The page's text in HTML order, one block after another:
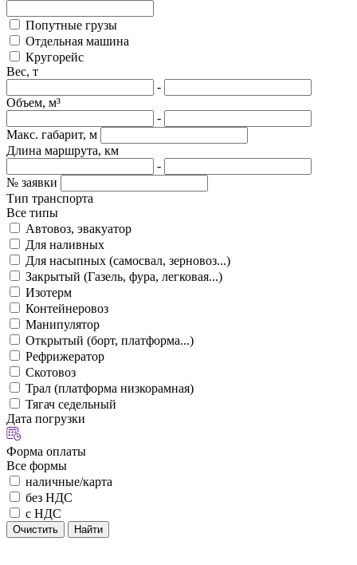
Попутные грузы
Отдельная машина
Кругорейс
Вес, т
-
Объем, м³
-
Макс. габарит, м
Длина маршрута, км
-
№ заявки
Тип транспорта
Все типы
Автовоз, эвакуатор
Для наливных
Для насыпных (самосвал, зерновоз...)
Закрытый (Газель, фура, легковая...)
Изотерм
Контейнеровоз
Манипулятор
Открытый (борт, платформа...)
Рефрижератор
Скотовоз
Трал (платформа низкорамная)
Тягач седельный
Дата погрузки
Форма оплаты
Все формы
наличные/карта
без НДС
с НДС
Очистить Найти